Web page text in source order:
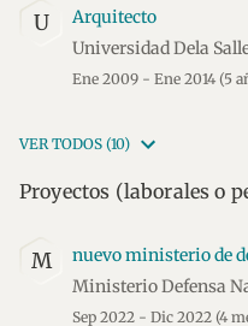
U
Arquitecto
Universidad Dela
Ene 2009 - Ene 2014 (5
VER TODOS (10)
Proyectos (laborales o
M
nuevo ministerio de
Ministerio Defensa
Sep 2022 - Dic 2022 (4